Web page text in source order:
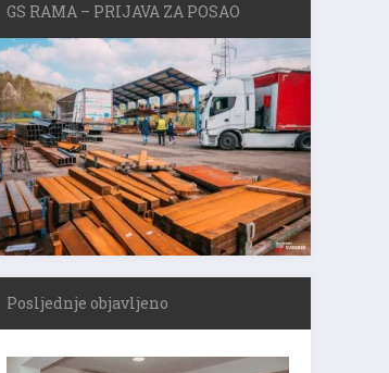
GS RAMA – PRIJAVA ZA POSAO
Posljednje objavljeno